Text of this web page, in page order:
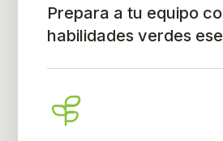
Prepara a tu equipo
habilidades verdes